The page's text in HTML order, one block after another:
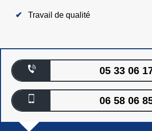
Travail de qualité
05 33 06
06 58 06